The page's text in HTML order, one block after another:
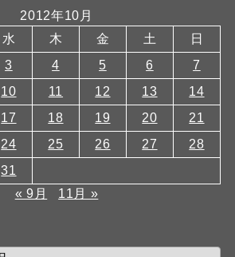
2012年10月
水 木 金 土
日
3 4 5 6
7
10 11 12 13
14
17 18 19 20
21
24 25 26 27
28
31
« 9月
11月 »